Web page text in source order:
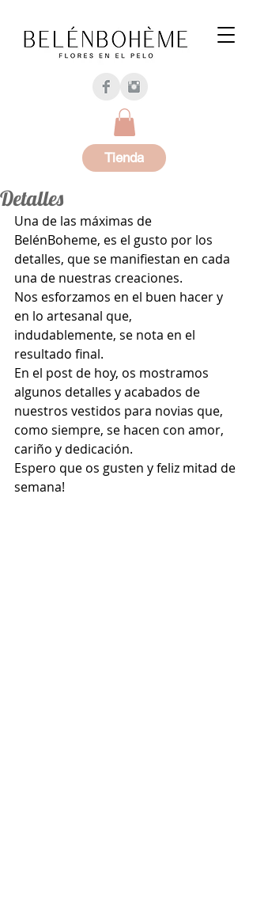
Tienda
Detalles
Una de las máximas de
BelénBoheme, es el gusto por los
detalles, que se manifiestan en cada
una de nuestras creaciones.
Nos esforzamos en el buen hacer y
en lo artesanal que,
indudablemente, se nota en el
resultado final.
En el post de hoy, os mostramos
algunos detalles y acabados de
nuestros vestidos para novias que,
como siempre, se hacen con amor,
cariño y dedicación.
Espero que os gusten y feliz mitad de
semana!